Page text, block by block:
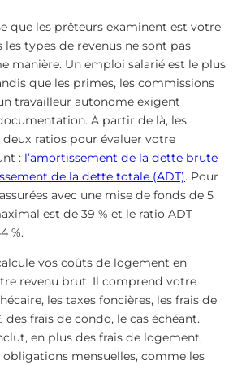
que les prêteurs examinent est votre
les types de revenus ne sont pas
manière. Un emploi salarié est le plus
que les primes, les commissions
travailleur autonome exigent
À partir de là, les
ratios pour évaluer votre
: l’amortissement de la dette brute
de la dette totale (ADT). Pour
avec une mise de fonds de 5
est de 39 % et le ratio ADT
%.
vos coûts de logement en
revenu brut. Il comprend votre
les taxes foncières, les frais de
des frais de condo, le cas échéant.
en plus des frais de logement,
mensuelles, comme les